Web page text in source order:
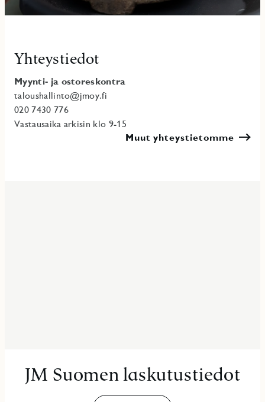
Yhteystiedot
Myynti- ja ostoreskontra
taloushallinto@jmoy.fi
020 7430 776
Vastausaika arkisin klo 9-15
Muut yhteystietomme
JM Suomen laskutustiedot